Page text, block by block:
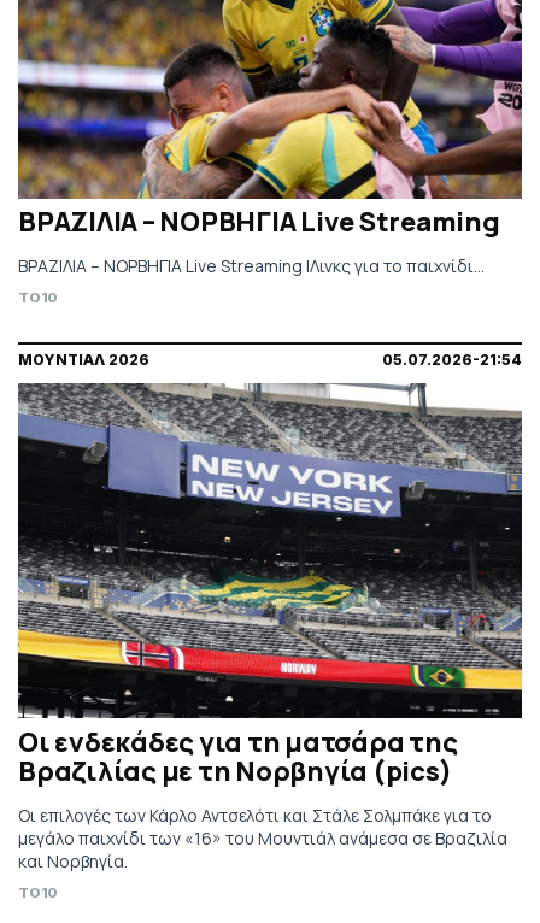
ΒΡΑΖΙΛΙΑ – ΝΟΡΒΗΓΙΑ Live Streaming
ΒΡΑΖΙΛΙΑ – ΝΟΡΒΗΓΙΑ Live Streaming |Λινκς για το παιχνίδι…
TO10
ΜΟΥΝΤΙΑΛ 2026 05.07.2026-21:54
Οι ενδεκάδες για τη ματσάρα της
Βραζιλίας με τη Νορβηγία (pics)
Οι επιλογές των Κάρλο Αντσελότι και Στάλε Σολμπάκε για το
μεγάλο παιχνίδι των «16» του Μουντιάλ ανάμεσα σε Βραζιλία
και Νορβηγία.
TO10